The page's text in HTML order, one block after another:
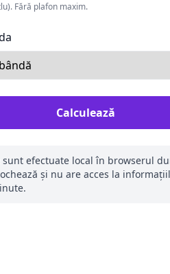
Fără plafon maxim.
Calculează
sunt efectuate local în browserul
și nu are acces la